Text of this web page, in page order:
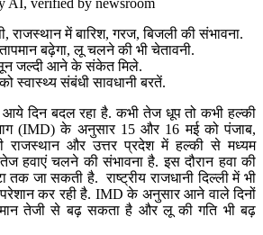
राजस्थान में बारिश, गरज, बिजली की संभावना.
बढ़ेगा, लू चलने की भी चेतावनी.
जल्दी आने के संकेत मिले.
को स्वास्थ्य संबंधी सावधानी बरतें.
दिन बदल रहा है. कभी तेज धूप तो कभी हल्की
(IMD) के अनुसार 15 और 16 मई को पंजाब,
राजस्थान और उत्तर प्रदेश में हल्की से मध्यम
हवाएं चलने की संभावना है. इस दौरान हवा की
तक जा सकती है. राष्ट्रीय राजधानी दिल्ली में भी
कर रही है. IMD के अनुसार आने वाले दिनों
तेजी से बढ़ सकता है और लू की गति भी बढ़